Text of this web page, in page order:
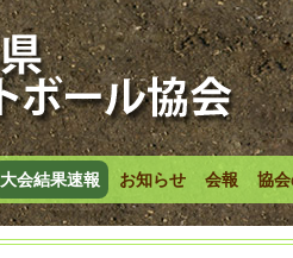
大会結果速報 お知らせ 会報 協